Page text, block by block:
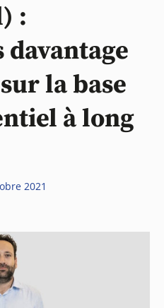
:
davantage
la base
à long
2021